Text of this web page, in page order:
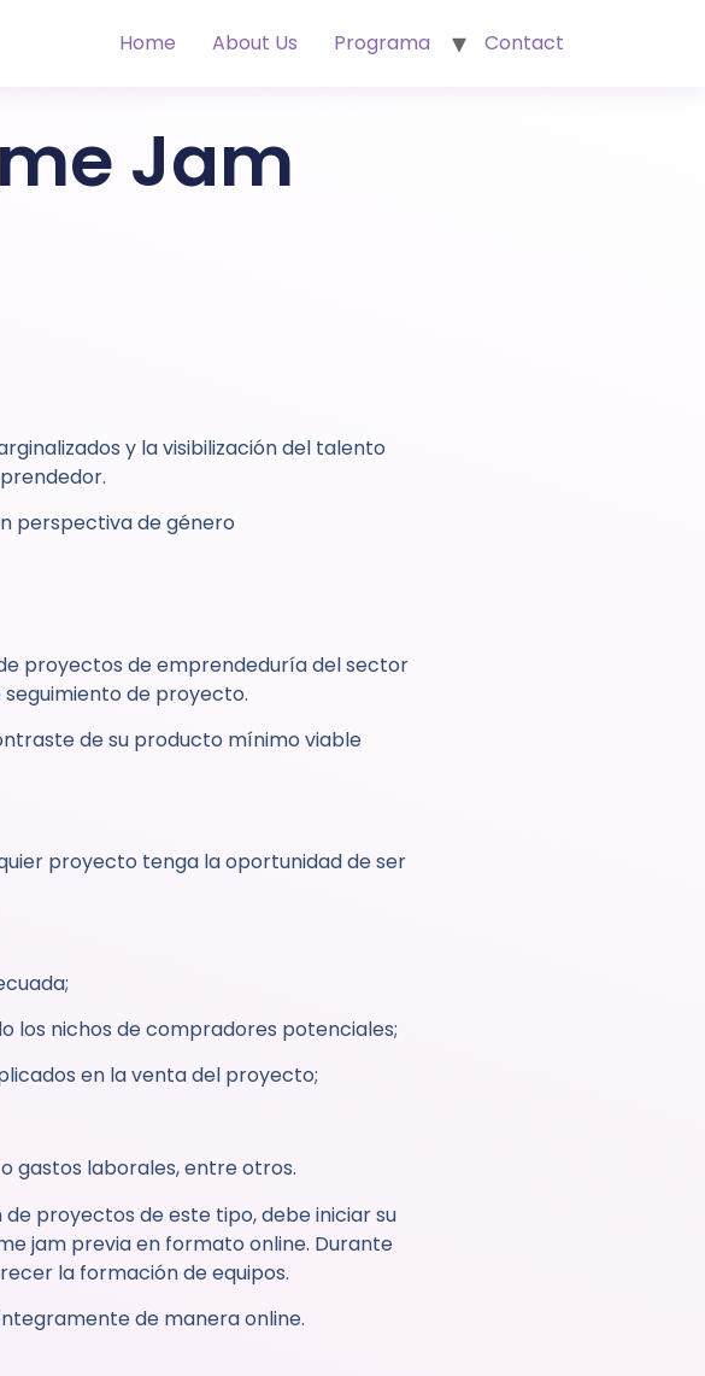
Home About Us Programa Contact
Jam
y la visibilización del talento
perspectiva de género
proyectos de emprendeduría del sector
de proyecto.
de su producto mínimo viable
proyecto tenga la oportunidad de ser
los nichos de compradores potenciales;
en la venta del proyecto;
gastos laborales, entre otros.
proyectos de este tipo, debe iniciar su
jam previa en formato online. Durante
la formación de equipos.
de manera online.